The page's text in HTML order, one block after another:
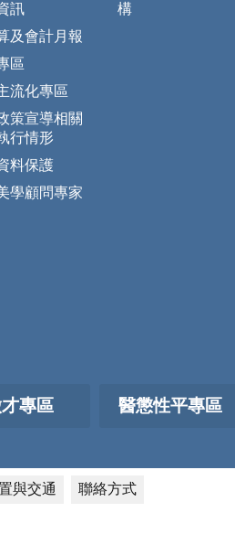
訊
及會計月報
區
流化專區
策宣導相關
行情形
料保護
學顧問專家
構
專區 醫懲性平專區
與交通 聯絡方式